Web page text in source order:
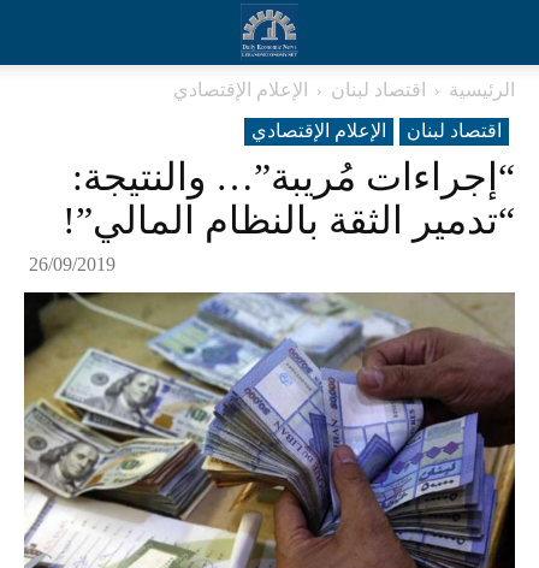
الرئيسية اقتصاد لبنان
الإعلام الإقتصادي
اقتصاد لبنان
الإعلام الإقتصادي
“إجراءات مُريبة”… والنتيجة:
“تدمير الثقة بالنظام المالي”!
26/09/2019